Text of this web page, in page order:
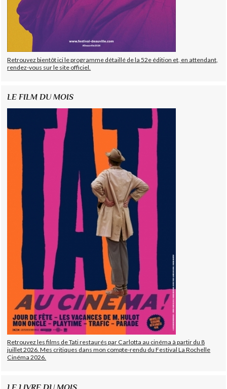
Retrouvez bientôt ici le programme détaillé de la 52e édition et, en attendant,
rendez-vous sur le site officiel.
LE FILM DU MOIS
Retrouvez les films de Tati restaurés par Carlotta au cinéma à partir du 8
juillet 2026. Mes critiques dans mon compte-rendu du Festival La Rochelle
Cinéma 2026.
LE LIVRE DU MOIS